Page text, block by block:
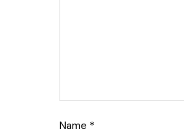
Name *